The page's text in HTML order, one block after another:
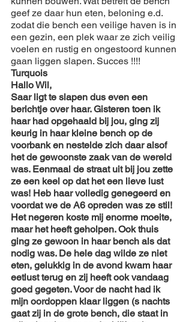
geef ze daar hun eten, beloning e.d.
zodat die bench een veilige haven is in
een gezin, een plek waar ze zich veilig
voelen en rustig en ongestoord kunnen
gaan liggen slapen. Succes !!!!
Turquois
Hallo Wil,
Saar ligt te slapen dus even een
berichtje over haar. Gisteren toen ik
haar had opgehaald bij jou, ging zij
keurig in haar kleine bench op de
voorbank en nestelde zich daar alsof
het de gewoonste zaak van de wereld
was. Eenmaal de straat uit bij jou zette
ze een keel op dat het een lieve lust
was! Heb haar volledig genegeerd en
voordat we de A6 opreden was ze stil!
Het negeren koste mij enorme moeite,
maar het heeft geholpen. Ook thuis
ging ze gewoon in haar bench als dat
nodig was. De hele dag wilde ze niet
eten, gelukkig in de avond kwam haar
eetlust terug en zij heeft ook vandaag
goed gegeten. Voor de nacht had ik
mijn oordoppen klaar liggen (s nachts
gaat zij in de grote bench, die staat in